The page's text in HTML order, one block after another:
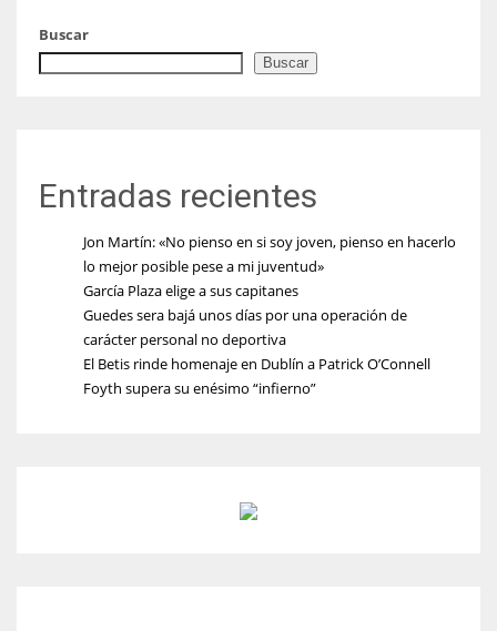
Buscar
Buscar
Entradas recientes
Jon Martín: «No pienso en si soy joven, pienso en hacerlo
lo mejor posible pese a mi juventud»
García Plaza elige a sus capitanes
Guedes sera bajá unos días por una operación de
carácter personal no deportiva
El Betis rinde homenaje en Dublín a Patrick O’Connell
Foyth supera su enésimo “infierno”